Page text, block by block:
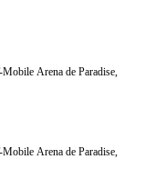
Arena de Paradise,
Arena de Paradise,